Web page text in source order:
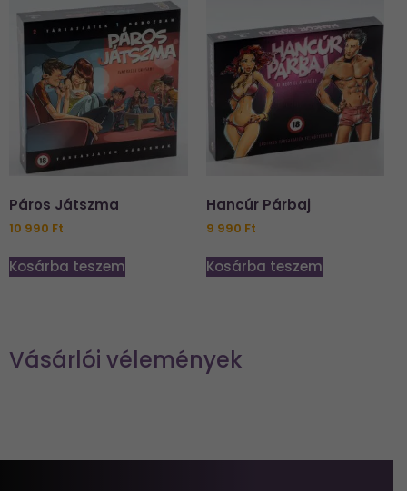
Páros Játszma
10 990 Ft
Kosárba teszem
Hancúr Párbaj
9 990 Ft
Kosárba teszem
Vásárlói vélemények